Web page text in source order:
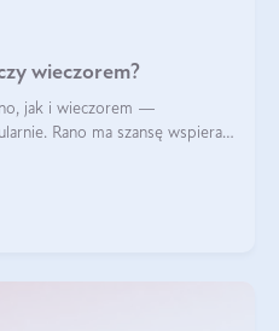
wieczorem?
jak i wieczorem —
Rano ma szansę wspierać